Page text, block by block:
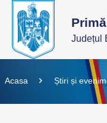
Județul
Acasa Știri și